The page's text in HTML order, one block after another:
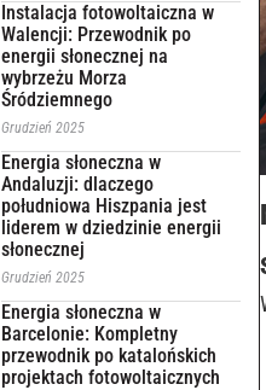
Instalacja fotowoltaiczna w
Walencji: Przewodnik po
energii słonecznej na
wybrzeżu Morza
Śródziemnego
Grudzień 2025
Energia słoneczna w
Andaluzji: dlaczego
południowa Hiszpania jest
liderem w dziedzinie energii
słonecznej
Grudzień 2025
Energia słoneczna w
Barcelonie: Kompletny
przewodnik po katalońskich
projektach fotowoltaicznych